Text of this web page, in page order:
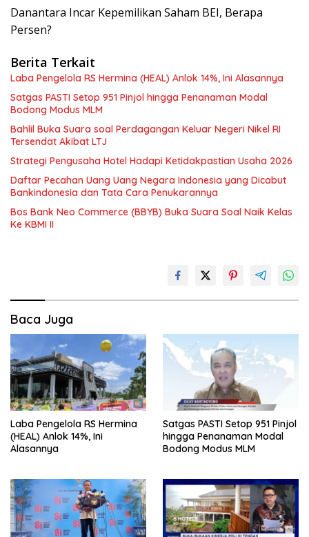
Danantara Incar Kepemilikan Saham BEI, Berapa
Persen?
Berita Terkait
Laba Pengelola RS Hermina (HEAL) Anlok 14%, Ini Alasannya
Satgas PASTI Setop 951 Pinjol hingga Penanaman Modal
Bodong Modus MLM
Bahlil Buka Suara soal Perdagangan Keluar Negeri Nikel RI
Tersendat Akibat LTJ
Strategi Pengusaha Hotel Hadapi Ketidakpastian Usaha 2026
Daftar Pecahan Uang Uang Negara Indonesia yang Dicabut
Bankindonesia dan Tata Cara Penukarannya
Bos Bank Neo Commerce (BBYB) Buka Suara Soal Naik Kelas
Ke KBMI II
Baca Juga
Laba Pengelola RS Hermina
(HEAL) Anlok 14%, Ini
Alasannya
Satgas PASTI Setop 951 Pinjol
hingga Penanaman Modal
Bodong Modus MLM